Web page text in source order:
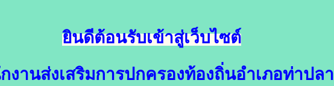
ยินดีต้อนรับเข้าสู่เว็บไซต์
งานส่งเสริมการปกครองท้องถิ่นอำเภอท่าปลา